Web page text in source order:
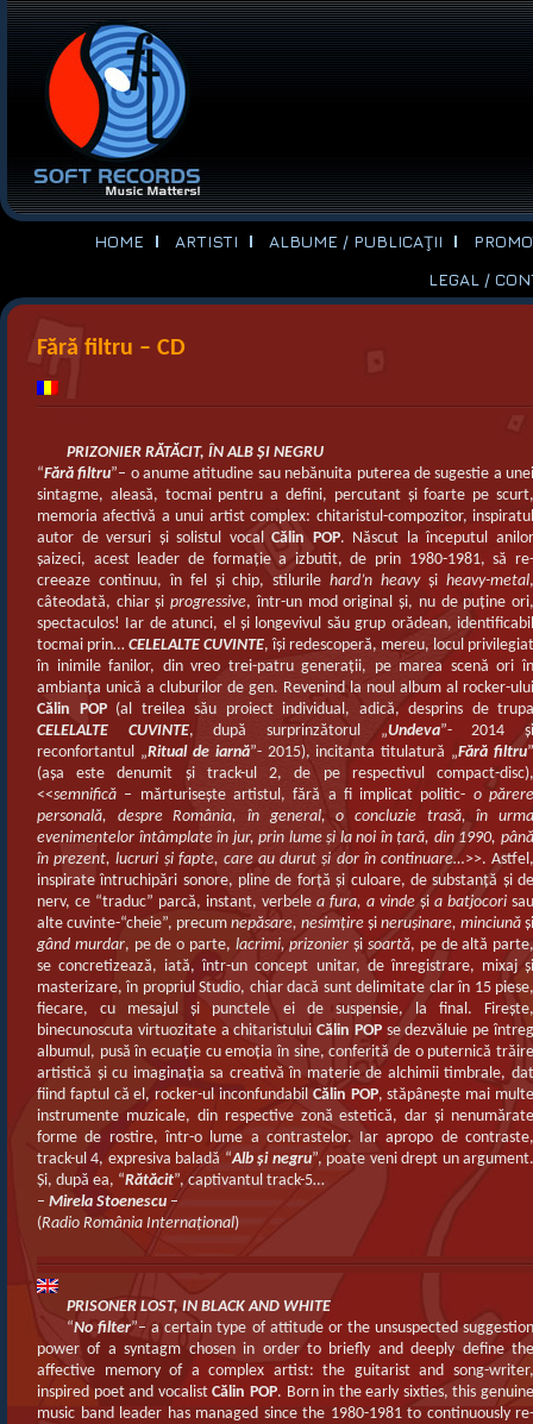
HOME ARTISTI ALBUME / PUBLICAŢII
LEGAL /
Fără filtru – CD
PRIZONIER RĂTĂCIT, ÎN ALB ŞI NEGRU
“Fără filtru”– o anume atitudine sau nebănuita puterea de sugestie a
sintagme, aleasă, tocmai pentru a defini, percutant şi foarte pe scurt,
memoria afectivă a unui artist complex: chitaristul-compozitor, inspiratul
autor de versuri şi solistul vocalCălin POP. Născut la începutul
şaizeci, acest leader de formaţie a izbutit, de prin 1980-1981, să re-
creeaze continuu, în fel şi chip, stilurilehard’n heavyşiheavy-metal
câteodată, chiar şiprogressive, într-un mod original şi, nu de puţine
spectaculos! Iar de atunci, el şi longevivul său grup orădean, identificabil
tocmai prin… CELELALTE CUVINTE, îşi redescoperă, mereu, locul privilegiat
în inimile fanilor, din vreo trei-patru generaţii, pe marea scenă ori în
ambianţa unică a cluburilor de gen. Revenind la noul album al rocker-ului
Călin POP(al treilea său proiect individual, adică, desprins de trupa
CELELALTE CUVINTE, după surprinzătorul „Undeva”- 2014
reconfortantul „Ritual de iarnă”- 2015), incitanta titulatură „Fără filtru”
(aşa este denumit şi track-ul 2, de pe respectivul compact-disc),
<<semnifică – mărturiseşte artistul, fără a fi implicat politic- o
personală, despre România, în general, o concluzie trasă, în urma
evenimentelor întâmplate în jur, prin lume şi la noi în ţară, din 1990, până
în prezent, lucruri şi fapte, care au durut şi dor în continuare…>>.
inspirate întruchipări sonore, pline de forţă şi culoare, de substanţă şi de
nerv, ce “traduc” parcă, instant, verbele a fura, a vinde şi a batjocori sau
alte cuvinte-“cheie”, precum nepăsare, nesimţire şi neruşinare, minciună şi
gând murdar, pe de o parte, lacrimi, prizonier şi soartă, pe de altă
se concretizează, iată, într-un concept unitar, de înregistrare, mixaj şi
masterizare, în propriul Studio, chiar dacă sunt delimitate clar în 15 piese,
fiecare, cu mesajul şi punctele ei de suspensie, la final. Fireşte,
binecunoscuta virtuozitate a chitaristuluiCălin POPse dezvăluie pe
albumul, pusă în ecuaţie cu emoţia în sine, conferită de o puternică trăire
artistică şi cu imaginaţia sa creativă în materie de alchimii timbrale, dat
fiind faptul că el, rocker-ul inconfundabil Călin POP, stăpâneşte mai
instrumente muzicale, din respective zonă estetică, dar şi nenumărate
forme de rostire, într-o lume a contrastelor. Iar apropo de contraste,
track-ul 4, expresiva baladă “Alb şi negru”, poate veni drept un
Şi, după ea, “Rătăcit”, captivantul track-5…
– Mirela Stoenescu –
(Radio România Internaţional)
PRISONER LOST, IN BLACK AND WHITE
“No filter”– a certain type of attitude or the unsuspected
power of a syntagm chosen in order to briefly and deeply define the
affective memory of a complex artist: the guitarist and song-writer,
inspired poet and vocalistCălin POP. Born in the early sixties, this
music band leader has managed since the 1980-1981 to continuously re-